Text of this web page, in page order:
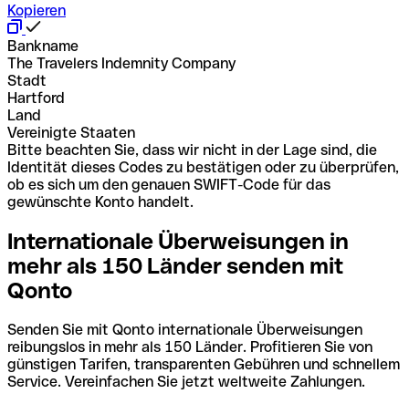
Kopieren
Bankname
The Travelers Indemnity Company
Stadt
Hartford
Land
Vereinigte Staaten
Bitte beachten Sie, dass wir nicht in der Lage sind, die
Identität dieses Codes zu bestätigen oder zu überprüfen,
ob es sich um den genauen SWIFT-Code für das
gewünschte Konto handelt.
Internationale Überweisungen in
mehr als 150 Länder senden mit
Qonto
Senden Sie mit Qonto internationale Überweisungen
reibungslos in mehr als 150 Länder. Profitieren Sie von
günstigen Tarifen, transparenten Gebühren und schnellem
Service. Vereinfachen Sie jetzt weltweite Zahlungen.